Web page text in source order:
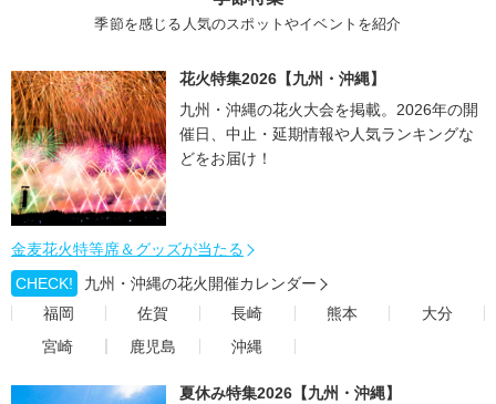
季節を感じる人気のスポットやイベントを紹介
花火特集2026【九州・沖縄】
九州・沖縄の花火大会を掲載。2026年の開
催日、中止・延期情報や人気ランキングな
どをお届け！
金麦花火特等席＆グッズが当たる
CHECK!
九州・沖縄の花火開催カレンダー
福岡
佐賀 長崎 熊本
大分
宮崎
鹿児島 沖縄
夏休み特集2026【九州・沖縄】